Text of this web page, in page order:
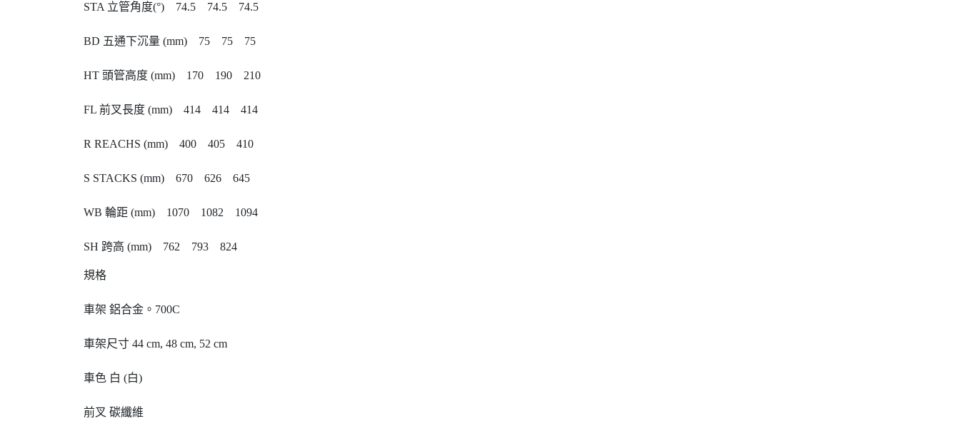
STA 立管角度(°) 74.5 74.5 74.5
BD 五通下沉量 (mm) 75 75 75
HT 頭管高度 (mm) 170 190 210
FL 前叉長度 (mm) 414 414 414
R REACHS (mm) 400 405 410
S STACKS (mm) 670 626 645
WB 輪距 (mm) 1070 1082 1094
SH 跨高 (mm) 762 793 824
規格
車架 鋁合金。700C
車架尺寸 44 cm, 48 cm, 52 cm
車色 白 (白)
前叉 碳纖維